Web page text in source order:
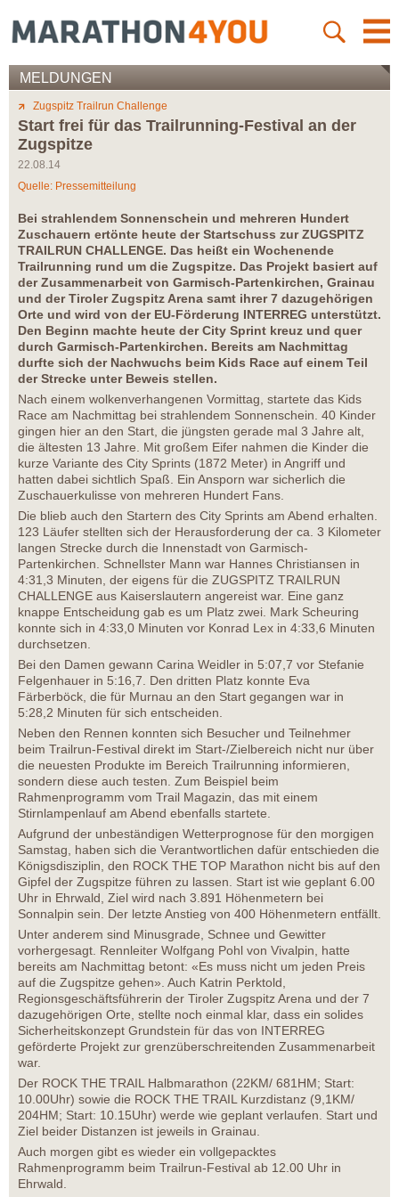
MELDUNGEN
Zugspitz Trailrun Challenge
Start frei für das Trailrunning-Festival an der
Zugspitze
22.08.14
Quelle: Pressemitteilung
Bei strahlendem Sonnenschein und mehreren Hundert
Zuschauern ertönte heute der Startschuss zur ZUGSPITZ
TRAILRUN CHALLENGE. Das heißt ein Wochenende
Trailrunning rund um die Zugspitze. Das Projekt basiert auf
der Zusammenarbeit von Garmisch-Partenkirchen, Grainau
und der Tiroler Zugspitz Arena samt ihrer 7 dazugehörigen
Orte und wird von der EU-Förderung INTERREG unterstützt.
Den Beginn machte heute der City Sprint kreuz und quer
durch Garmisch-Partenkirchen. Bereits am Nachmittag
durfte sich der Nachwuchs beim Kids Race auf einem Teil
der Strecke unter Beweis stellen.
Nach einem wolkenverhangenen Vormittag, startete das Kids
Race am Nachmittag bei strahlendem Sonnenschein. 40 Kinder
gingen hier an den Start, die jüngsten gerade mal 3 Jahre alt,
die ältesten 13 Jahre. Mit großem Eifer nahmen die Kinder die
kurze Variante des City Sprints (1872 Meter) in Angriff und
hatten dabei sichtlich Spaß. Ein Ansporn war sicherlich die
Zuschauerkulisse von mehreren Hundert Fans.
Die blieb auch den Startern des City Sprints am Abend erhalten.
123 Läufer stellten sich der Herausforderung der ca. 3 Kilometer
langen Strecke durch die Innenstadt von Garmisch-
Partenkirchen. Schnellster Mann war Hannes Christiansen in
4:31,3 Minuten, der eigens für die ZUGSPITZ TRAILRUN
CHALLENGE aus Kaiserslautern angereist war. Eine ganz
knappe Entscheidung gab es um Platz zwei. Mark Scheuring
konnte sich in 4:33,0 Minuten vor Konrad Lex in 4:33,6 Minuten
durchsetzen.
Bei den Damen gewann Carina Weidler in 5:07,7 vor Stefanie
Felgenhauer in 5:16,7. Den dritten Platz konnte Eva
Färberböck, die für Murnau an den Start gegangen war in
5:28,2 Minuten für sich entscheiden.
Neben den Rennen konnten sich Besucher und Teilnehmer
beim Trailrun-Festival direkt im Start-/Zielbereich nicht nur über
die neuesten Produkte im Bereich Trailrunning informieren,
sondern diese auch testen. Zum Beispiel beim
Rahmenprogramm vom Trail Magazin, das mit einem
Stirnlampenlauf am Abend ebenfalls startete.
Aufgrund der unbeständigen Wetterprognose für den morgigen
Samstag, haben sich die Verantwortlichen dafür entschieden die
Königsdisziplin, den ROCK THE TOP Marathon nicht bis auf den
Gipfel der Zugspitze führen zu lassen. Start ist wie geplant 6.00
Uhr in Ehrwald, Ziel wird nach 3.891 Höhenmetern bei
Sonnalpin sein. Der letzte Anstieg von 400 Höhenmetern entfällt.
Unter anderem sind Minusgrade, Schnee und Gewitter
vorhergesagt. Rennleiter Wolfgang Pohl von Vivalpin, hatte
bereits am Nachmittag betont: «Es muss nicht um jeden Preis
auf die Zugspitze gehen». Auch Katrin Perktold,
Regionsgeschäftsführerin der Tiroler Zugspitz Arena und der 7
dazugehörigen Orte, stellte noch einmal klar, dass ein solides
Sicherheitskonzept Grundstein für das von INTERREG
geförderte Projekt zur grenzüberschreitenden Zusammenarbeit
war.
Der ROCK THE TRAIL Halbmarathon (22KM/ 681HM; Start:
10.00Uhr) sowie die ROCK THE TRAIL Kurzdistanz (9,1KM/
204HM; Start: 10.15Uhr) werde wie geplant verlaufen. Start und
Ziel beider Distanzen ist jeweils in Grainau.
Auch morgen gibt es wieder ein vollgepacktes
Rahmenprogramm beim Trailrun-Festival ab 12.00 Uhr in
Ehrwald.